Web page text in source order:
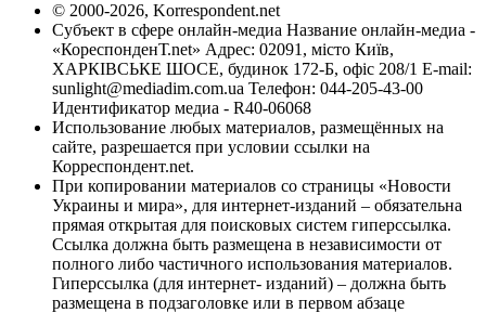
© 2000-2026, Korrespondent.net
Субъект в сфере онлайн-медиа Название онлайн-медиа -
«КореспонденТ.net» Адрес: 02091, місто Київ,
ХАРКІВСЬКЕ ШОСЕ, будинок 172-Б, офіс 208/1 E-mail:
sunlight@mediadim.com.ua Телефон: 044-205-43-00
Идентификатор медиа - R40-06068
Использование любых материалов, размещённых на
сайте, разрешается при условии ссылки на
Корреспондент.net.
При копировании материалов со страницы «Новости
Украины и мира», для интернет-изданий – обязательна
прямая открытая для поисковых систем гиперссылка.
Ссылка должна быть размещена в независимости от
полного либо частичного использования материалов.
Гиперссылка (для интернет- изданий) – должна быть
размещена в подзаголовке или в первом абзаце